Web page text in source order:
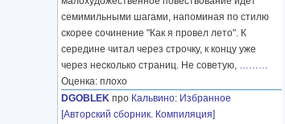
семимильными шагами, напоминая по стилю
скорее сочинение "Как я провел лето". К
середине читал через строчку, к концу уже
через несколько страниц. Не советую, ………
Оценка: плохо
DGOBLEK про Кальвино: Избранное
[Авторский сборник. Компиляция]